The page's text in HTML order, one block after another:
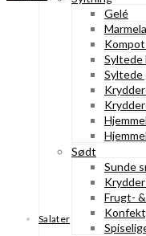
Gelé
Sødt
Sunde
Frugt-
Salater